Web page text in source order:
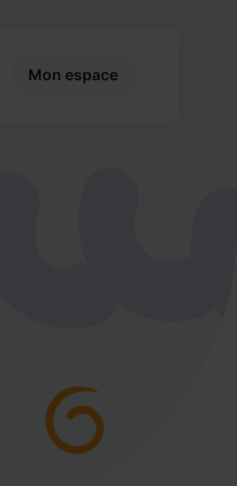
Mon espace